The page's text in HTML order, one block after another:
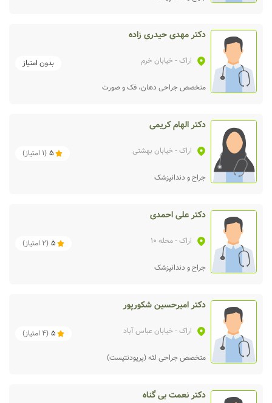
دکتر مهدی حیدری زاده
اراک- خیابان خرم بدون امتیاز
متخصص جراحی دهان، فک و صورت
دکتر الهام کریمی
اراک- خیابان بهشتی 5
(
1 امتیاز)
جراح و دندانپزشک
دکتر علی احمدی
اراک- محله 10 5
(
2 امتیاز)
جراح و دندانپزشک
دکتر امیرحسین شکورپور
اراک- خیابان‌ عباس آباد 5
(
4 امتیاز)
متخصص جراحی لثه (پریودنتیست)
دکتر نعمت بی گناه